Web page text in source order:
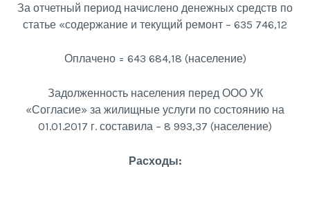
За отчетный период начислено денежных средств по
статье «содержание и текущий ремонт – 635 746,12
Оплачено = 643 684,18 (население)
Задолженность населения перед ООО УК
«Согласие» за жилищные услуги по состоянию на
01.01.2017 г. составила – 8 993,37 (население)
Расходы: